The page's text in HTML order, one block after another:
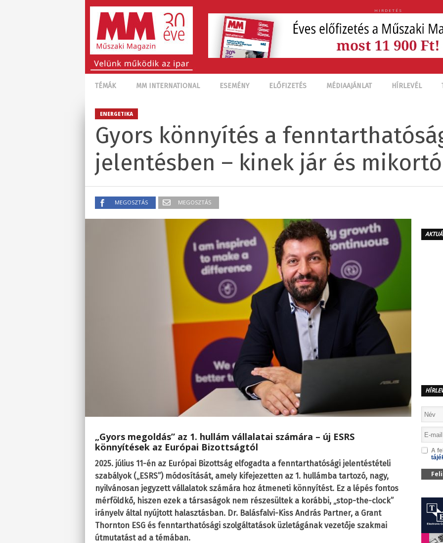
HIRDETÉS
TÉMÁK MM INTERNATIONAL ESEMÉNY ELŐFIZETÉS MÉDIAAJÁNLAT HÍRLEVÉL
ENERGETIKA
Gyors könnyítés a
jelentésben – kinek jár és
MEGOSZTÁS MEGOSZTÁS
„Gyors megoldás” az 1. hullám vállalatai számára – új ESRS
könnyítések az Európai Bizottságtól
2025. július 11-én az Európai Bizottság elfogadta a fenntarthatósági jelentéstételi
szabályok („ESRS”) módosítását, amely kifejezetten az 1. hullámba tartozó, nagy,
nyilvánosan jegyzett vállalatok számára hoz átmeneti könnyítést. Ez a lépés fontos
mérföldkő, hiszen ezek a társaságok nem részesültek a korábbi, „stop-the-clock”
irányelv által nyújtott halasztásban. Dr. Balásfalvi-Kiss András Partner, a Grant
Thornton ESG és fenntarthatósági szolgáltatások üzletágának vezetője szakmai
útmutatást ad a témában.
A